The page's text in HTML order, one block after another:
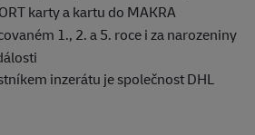
karty a kartu do MAKRA
1., 2. a 5. roce i za narozeniny
inzerátu je společnost DHL